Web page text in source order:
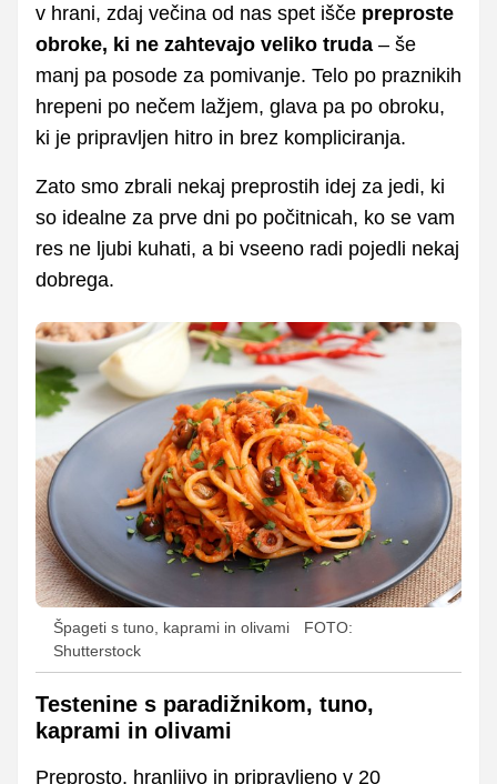
v hrani, zdaj večina od nas spet išče preproste
obroke, ki ne zahtevajo veliko truda – še
manj pa posode za pomivanje. Telo po praznikih
hrepeni po nečem lažjem, glava pa po obroku,
ki je pripravljen hitro in brez kompliciranja.
Zato smo zbrali nekaj preprostih idej za jedi, ki
so idealne za prve dni po počitnicah, ko se vam
res ne ljubi kuhati, a bi vseeno radi pojedli nekaj
dobrega.
Špageti s tuno, kaprami in olivami
FOTO:
Shutterstock
Testenine s paradižnikom, tuno,
kaprami in olivami
Preprosto, hranljivo in pripravljeno v 20